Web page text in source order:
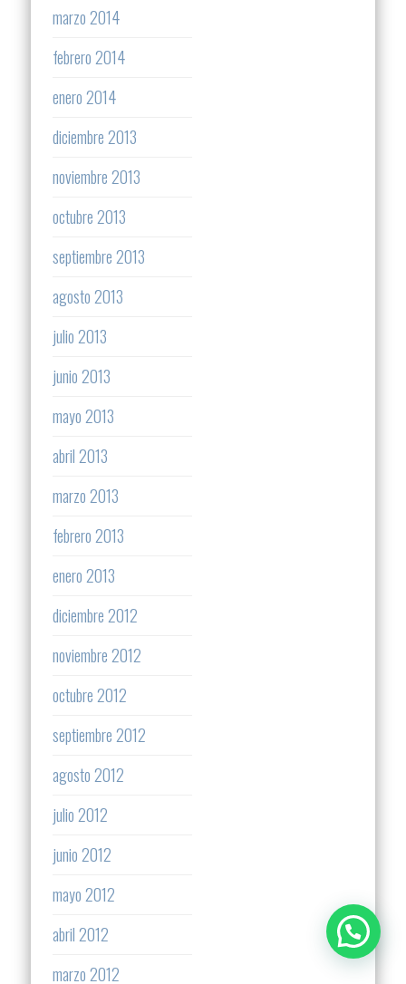
marzo 2014
febrero 2014
enero 2014
diciembre 2013
noviembre 2013
octubre 2013
septiembre 2013
agosto 2013
julio 2013
junio 2013
mayo 2013
abril 2013
marzo 2013
febrero 2013
enero 2013
diciembre 2012
noviembre 2012
octubre 2012
septiembre 2012
agosto 2012
julio 2012
junio 2012
mayo 2012
abril 2012
marzo 2012